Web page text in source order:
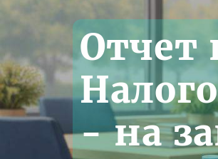
Отчет
- на